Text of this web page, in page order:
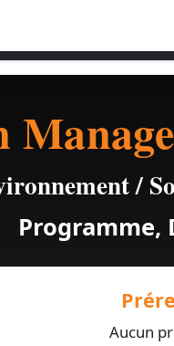
/
Programme,
Aucun